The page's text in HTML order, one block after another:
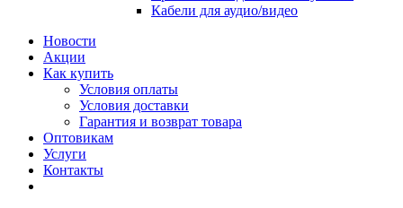
Кабели для аудио/видео
Новости
Акции
Как купить
Условия оплаты
Условия доставки
Гарантия и возврат товара
Оптовикам
Услуги
Контакты